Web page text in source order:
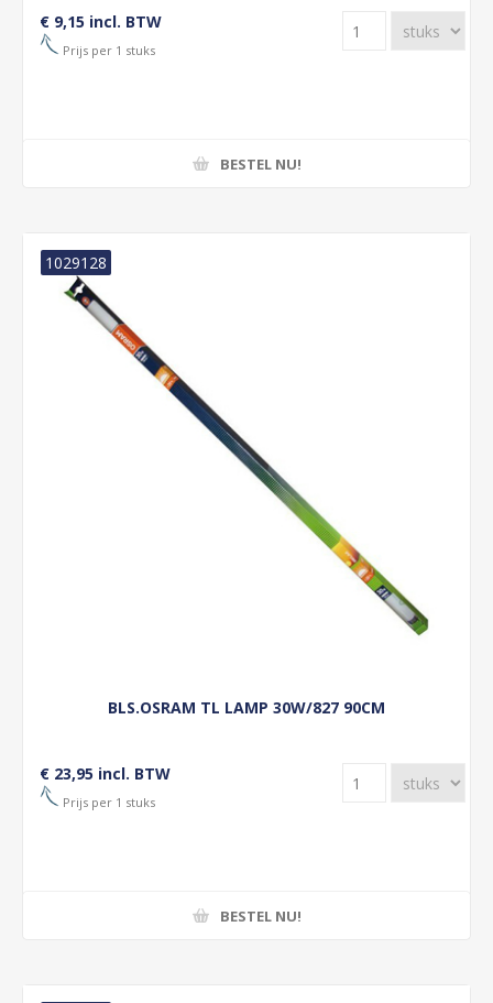
€ 9,15 incl. BTW
Prijs per 1 stuks
BESTEL NU!
BLS.OSRAM TL LAMP 30W/827 90CM
1029128
€ 23,95 incl. BTW
Prijs per 1 stuks
BESTEL NU!